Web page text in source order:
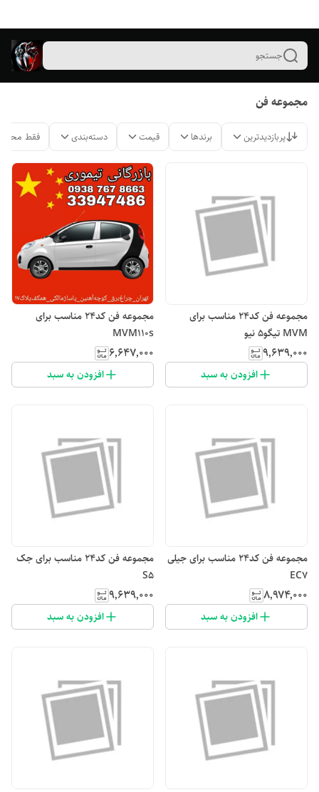
جستجو
مجموعه فن
پربازدیدترین برندها قیمت دسته‌بندی فقط
مجموعه فن کد۲۴ مناسب برای
MVM تیگو۵ نیو
۹٬۶۳۹٬۰۰۰
افزودن به سبد
مجموعه فن کد۲۴ مناسب برای
MVM110s
۶٬۶۴۷٬۰۰۰
افزودن به سبد
مجموعه فن کد۲۴ مناسب برای جیلی
EC7
۸٬۹۷۴٬۰۰۰
افزودن به سبد
مجموعه فن کد۲۴ مناسب برای جک
S5
۹٬۶۳۹٬۰۰۰
افزودن به سبد